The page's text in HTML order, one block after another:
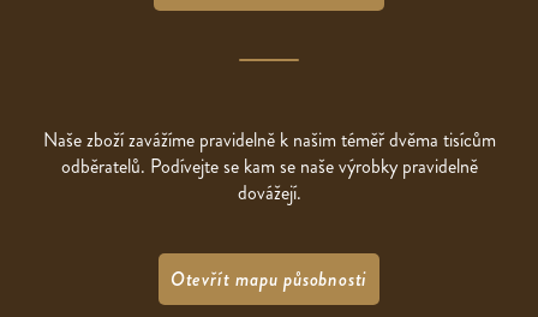
Naše zboží zavážíme pravidelně k našim téměř dvěma tisícům
odběratelů. Podívejte se kam se naše výrobky pravidelně
dovážejí.
Otevřít mapu působnosti